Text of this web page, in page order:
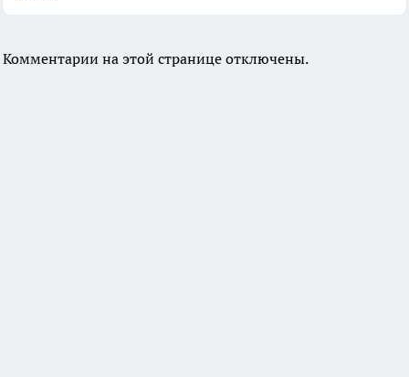
Комментарии на этой странице отключены.